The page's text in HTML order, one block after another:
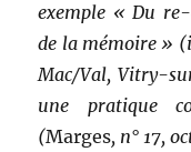
exemple « Du
de la mémoire »
Mac/Val, Vitry-
une pratique
(Marges, n° 17,